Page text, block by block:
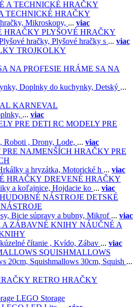
TECHNICKÉ HRAČKY
Mikroskopy, ... viac
PLYŠOVÉ HRAČKY
hračky, Plyšové hračky s ... viac
TROJKOLKY
HRÁME SA NA
Doplnky do kuchynky, Detský ...
KARNEVAL
... viac
RC MODELY PRE
Roboti , Drony, Lode, ... viac
HRAČKY PRE
a hryzátka, Motorické h ... viac
DREVENÉ HRAČKY
a koľajnice, Hojdacie ko ... viac
DETSKÉ
Bicie súpravy a bubny, Mikrof ... viac
NÁUČNÉ A
čítanie , Kvído, Zábav ... viac
SQUISHMALLOWS
20cm, Squishmallows 30cm, Squish ...
RETRO HRAČKY
LEGO Storage